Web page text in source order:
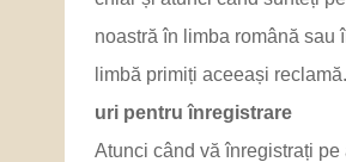
noastră în limba română sau
limbă primiți aceeași reclamă.
uri pentru înregistrare
Atunci când vă înregistrați pe